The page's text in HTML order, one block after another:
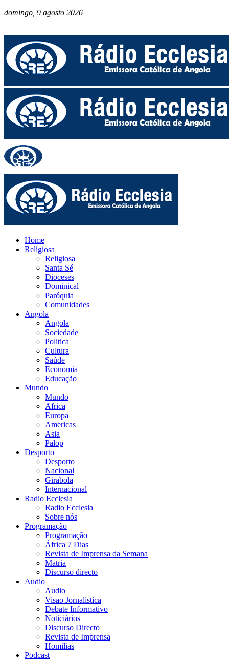
domingo, 9 agosto 2026
Home
Religiosa
Religiosa
Santa Sé
Dioceses
Dominical
Paróquia
Comunidades
Angola
Angola
Sociedade
Politica
Cultura
Saúde
Economia
Educação
Mundo
Mundo
Africa
Europa
Americas
Asia
Palop
Desporto
Desporto
Nacional
Girabola
Internacional
Radio Ecclesia
Radio Ecclesia
Sobre nós
Programação
Programação
África 7 Dias
Revista de Imprensa da Semana
Matria
Discurso directo
Audio
Audio
Visao Jornalistica
Debate Informativo
Noticiários
Discurso Directo
Revista de Imprensa
Homilias
Podcast